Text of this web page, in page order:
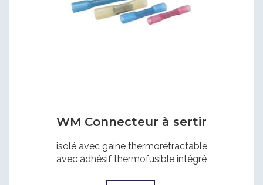
WM Connecteur à sertir
isolé avec gaine thermorétractable
avec adhésif thermofusible intégré